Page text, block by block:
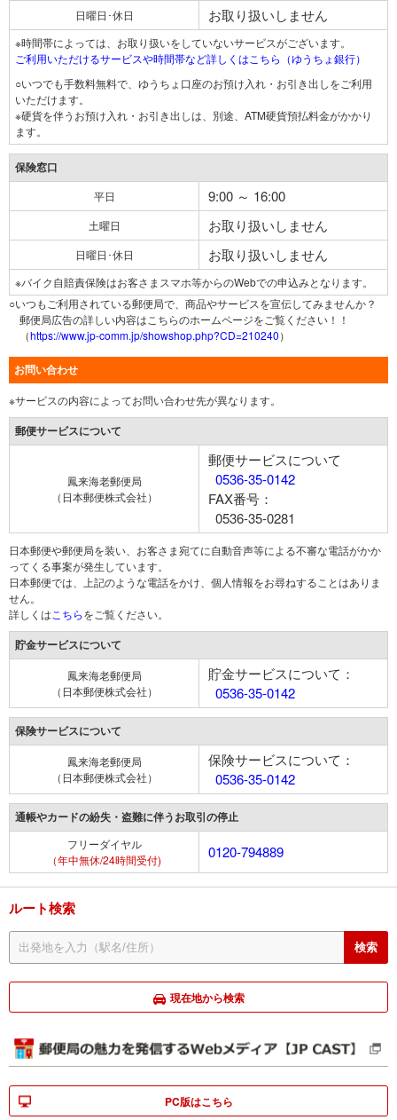
日曜日･休日 お取り扱いしません
※時間帯によっては、お取り扱いをしていないサービスがございます。
ご利用いただけるサービスや時間帯など詳しくはこちら（ゆうちょ銀行）
○いつでも手数料無料で、ゆうちょ口座のお預け入れ・お引き出しをご利用
いただけます。
※硬貨を伴うお預け入れ・お引き出しは、別途、ATM硬貨預払料金がかかり
ます。
保険窓口
平日 9:00 ～ 16:00
土曜日 お取り扱いしません
日曜日･休日 お取り扱いしません
※バイク自賠責保険はお客さまスマホ等からのWebでの申込みとなります。
○いつもご利用されている郵便局で、商品やサービスを宣伝してみませんか？
郵便局広告の詳しい内容はこちらのホームページをご覧ください！！
（https://www.jp-comm.jp/showshop.php?CD=210240）
お問い合わせ
※サービスの内容によってお問い合わせ先が異なります。
郵便サービスについて
鳳来海老郵便局
（日本郵便株式会社）
郵便サービスについて
0536-35-0142
FAX番号：
0536-35-0281
日本郵便や郵便局を装い、お客さま宛てに自動音声等による不審な電話がかか
ってくる事案が発生しています。
日本郵便では、上記のような電話をかけ、個人情報をお尋ねすることはありま
せん。
詳しくは こちらをご覧ください。
貯金サービスについて
鳳来海老郵便局
（日本郵便株式会社）
貯金サービスについて：
0536-35-0142
保険サービスについて
鳳来海老郵便局
（日本郵便株式会社）
保険サービスについて：
0536-35-0142
通帳やカードの紛失・盗難に伴うお取引の停止
フリーダイヤル
（年中無休/24時間受付)
0120-794889
ルート検索
現在地から検索
PC版はこちら